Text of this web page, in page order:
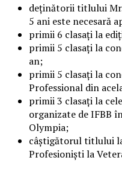
deținătorii titlului
5 ani este necesară
primii 6 clasați la
primii 5 clasați la
an;
primii 5 clasați la
Professional din
primii 3 clasați la
organizate de IFBB
Olympia;
câștigătorul titlului
Profesioniști la